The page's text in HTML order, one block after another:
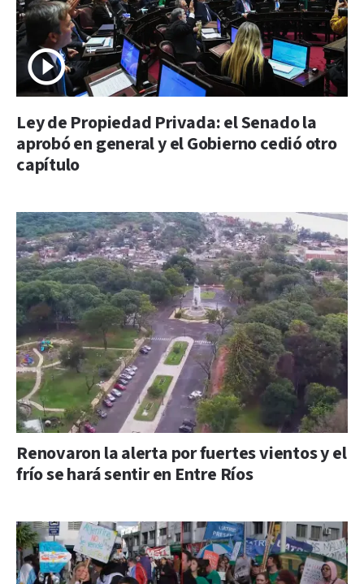
Ley de Propiedad Privada: el Senado la
aprobó en general y el Gobierno cedió otro
capítulo
Renovaron la alerta por fuertes vientos y el
frío se hará sentir en Entre Ríos